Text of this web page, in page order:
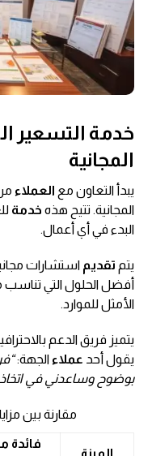
خدمة التسعير
المجانية
يبدأ التعاون مع العملاء
المجانية. تتيح هذه خدمة
البدء في أي أعمال.
يتم تقديم استشارات
أفضل الحلول التي تناسب
الأمثل للموارد.
يتميز فريق الدعم
يقول أحد عملاء الجهة:
بوضوح وساعدني في اتخاذ
مقارنة بين
الميزة
فائدة